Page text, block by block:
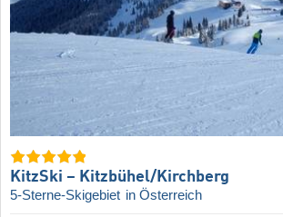
KitzSki – Kitzbühel/​Kirchberg
5-Sterne-Skigebiet in Österreich